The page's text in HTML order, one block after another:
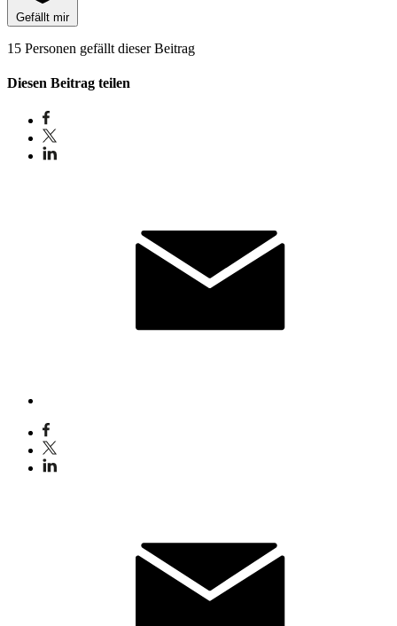
Gefällt mir
15 Personen gefällt dieser Beitrag
Diesen Beitrag teilen